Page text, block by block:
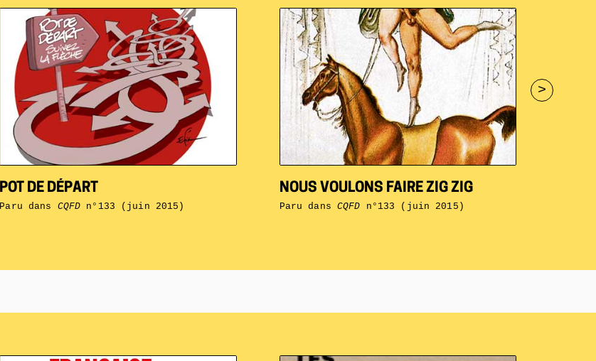
>
POT DE DÉPART
Paru dans CQFD n°133 (juin 2015)
NOUS VOULONS FAIRE ZIG ZIG
Paru dans CQFD n°133 (juin 2015)